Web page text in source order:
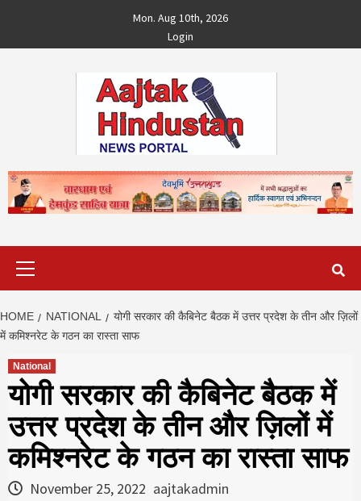
content
Mon. Aug 10th, 2026
Login
HOME NATIONAL
योगी सरकार की कैबिनेट बैठक में उत्तर प्रदेश के तीन और ज़िलों
में कमिश्नरेट के गठन का रास्ता साफ
National
योगी सरकार की कैबिनेट बैठक में
उत्तर प्रदेश के तीन और ज़िलों में
कमिश्नरेट के गठन का रास्ता साफ
November 25, 2022 aajtakadmin